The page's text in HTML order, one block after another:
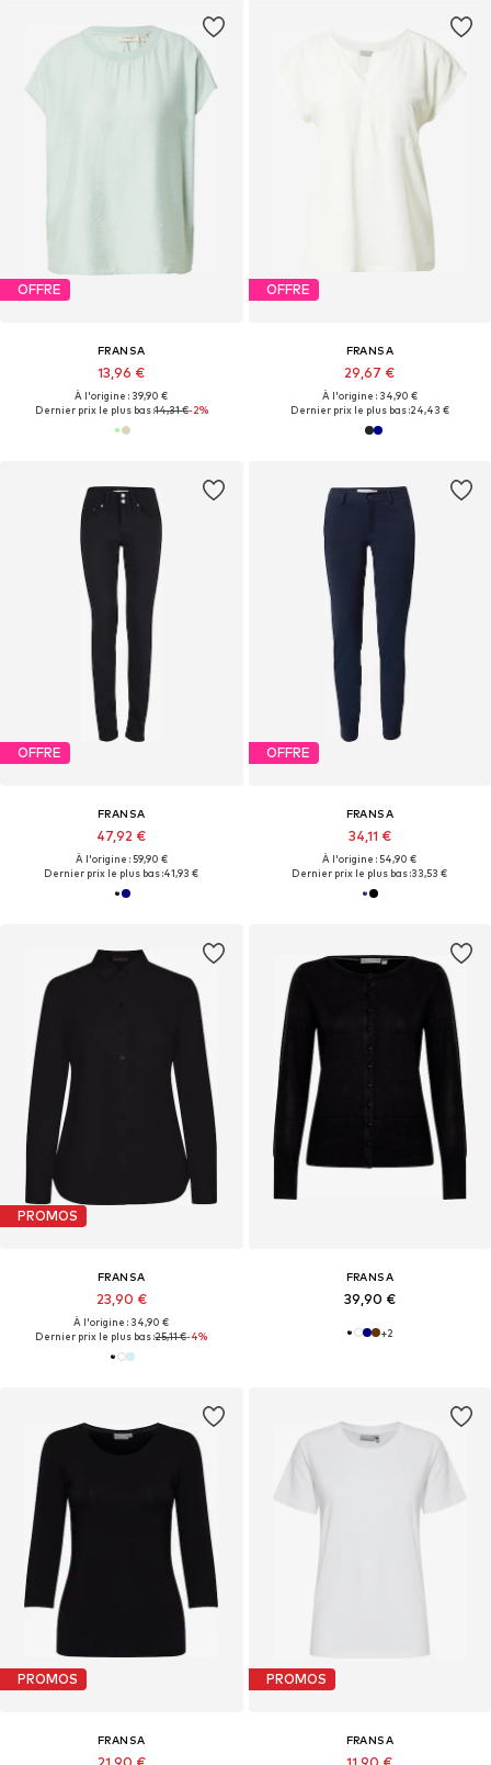
OFFRE
FRANSA
13,96 €
À l'origine : 39,90 €
Dernier prix le plus bas :14,31 €-2%
OFFRE
FRANSA
29,67 €
À l'origine : 34,90 €
Dernier prix le plus bas :24,43 €
OFFRE
FRANSA
47,92 €
À l'origine : 59,90 €
Dernier prix le plus bas :41,93 €
OFFRE
FRANSA
34,11 €
À l'origine : 54,90 €
Dernier prix le plus bas :33,53 €
PROMOS
FRANSA
23,90 €
À l'origine : 34,90 €
Dernier prix le plus bas :25,11 €-4%
FRANSA
39,90 €
+2
PROMOS
FRANSA
PROMOS
FRANSA